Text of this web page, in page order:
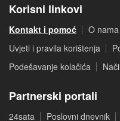
Korisni linkovi
Kontakt i pomoć O nama
Uvjeti i pravila korištenja
Podešavanje kolačića
Partnerski portali
24sata Poslovni dnevnik